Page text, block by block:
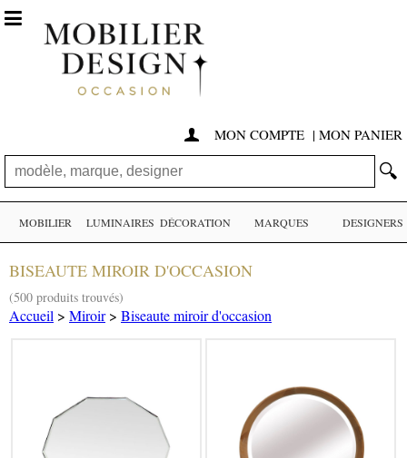
 MON COMPTE | MON PANIER
🔍

MOBILIER LUMINAIRES DÉCORATION MARQUES DESIGNERS
BISEAUTE MIROIR D'OCCASION
(500 produits trouvés)
Accueil > Miroir> Biseaute miroir d'occasion